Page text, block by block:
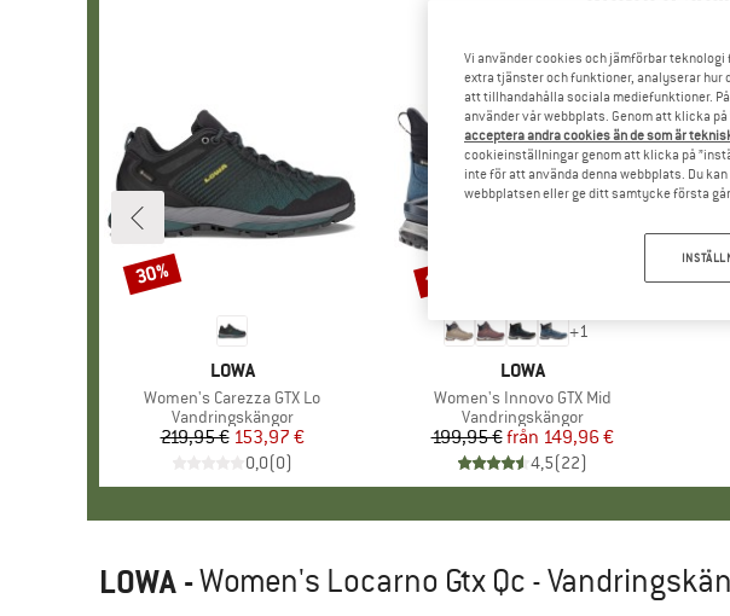
VARUMÄRKE
LOWA
Produkter
Women's Carezza GTX Lo
Produktgrupp
Vandringskängor
Pris
219,95 € Reducerat pris
153,97 €
0,0(0)
Rabatt
30%
+1
VARUMÄRKE
LOWA
Produkter
Women's Innovo GTX Mid
Produktgrupp
Vandringskängor
Pris
199,95 € Reducerat pris
från 149,96 €
4,5(22)
Rabatt
till 25%
LOWA -Women's Locarno Gtx Qc -
Vi använder cookies och jämförbar
extra tjänster och funktioner, analyserar hur
att tillhandahålla sociala mediefunktioner.
använder vår webbplats. Genom att klicka
acceptera andra cookies än de som är
cookieinställningar genom att klicka på
inte för att använda denna webbplats. Du
webbplatsen eller ge ditt samtycke första